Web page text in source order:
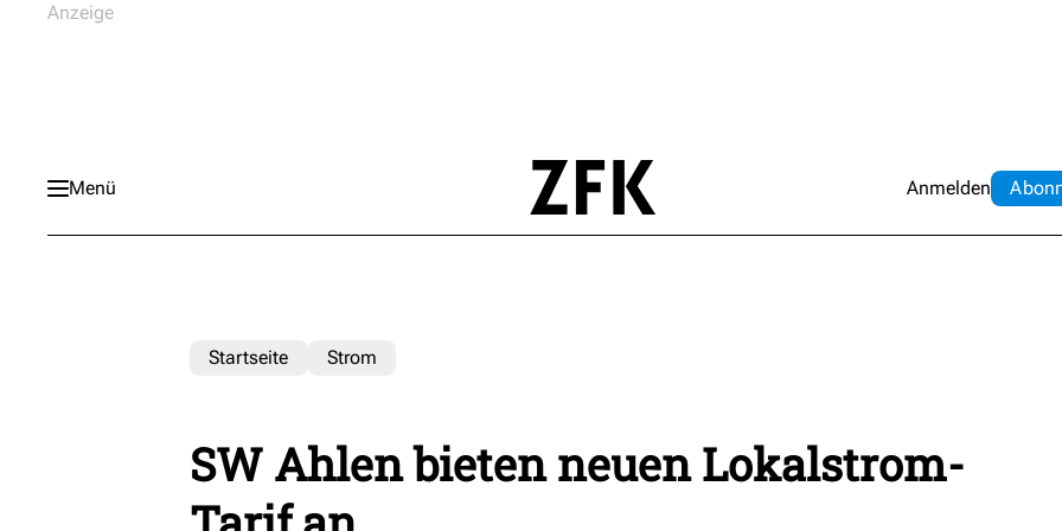
Menü Anmelden Abo
Startseite Strom
SW Ahlen bieten neuen Lokalstrom-